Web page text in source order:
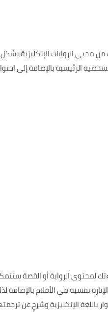
محبي الروايات الإنكليزية
الرئيسية بالإضافة إلى
لمحتوى الرواية أو القصة
نفسية في الأفلام
باللغة الإنكليزية وشرحٍ عن